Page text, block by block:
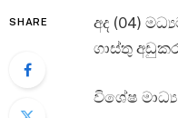
SHARE
අද (04)
ගාස්තු
විශේෂ